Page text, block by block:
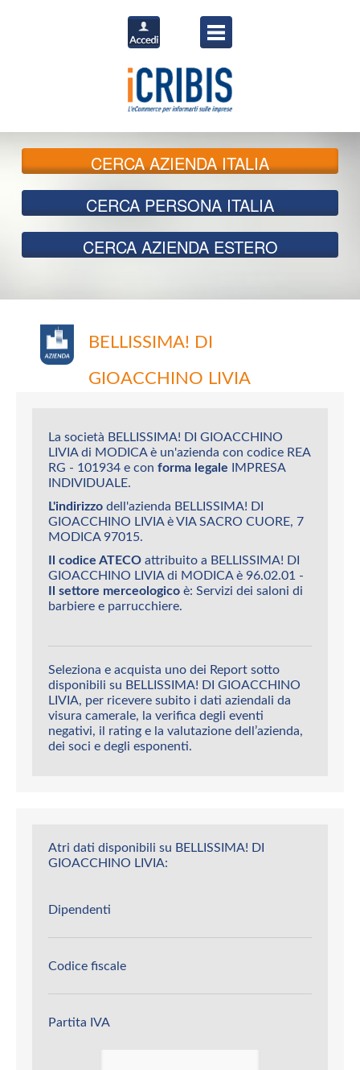
CERCAAZIENDA ITALIA
CERCA PERSONA ITALIA
CERCA AZIENDA ESTERO
BELLISSIMA! DI
GIOACCHINO LIVIA
La società BELLISSIMA! DI GIOACCHINO
LIVIA di MODICA è un'azienda con codice REA
RG - 101934 e con forma legale IMPRESA
INDIVIDUALE.
L'indirizzo dell'azienda BELLISSIMA! DI
GIOACCHINO LIVIA è VIA SACRO CUORE, 7
MODICA 97015.
Il codice ATECO attribuito a BELLISSIMA! DI
GIOACCHINO LIVIA di MODICA è 96.02.01 -
Il settore merceologico è: Servizi dei saloni di
barbiere e parrucchiere.
Seleziona e acquista uno dei Report sotto
disponibili su BELLISSIMA! DI GIOACCHINO
LIVIA, per ricevere subito i dati aziendali da
visura camerale, la verifica degli eventi
negativi, il rating e la valutazione dell’azienda,
dei soci e degli esponenti.
Atri dati disponibili su BELLISSIMA! DI
GIOACCHINO LIVIA:
Dipendenti
Codice fiscale
Partita IVA